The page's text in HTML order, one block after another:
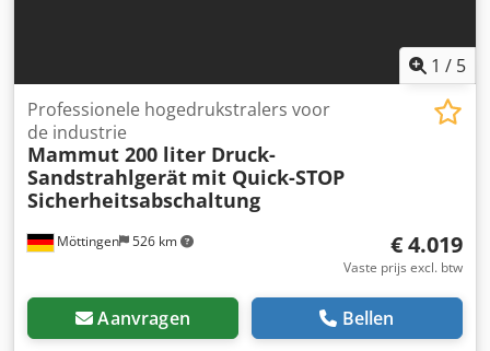
1 / 5
Möttingen 526 km
Professionele hogedrukstralers voor
de industrie
Mammut 200 liter Druck-
Sandstrahlgerät mit Quick-STOP
Sicherheitsabschaltung
€ 4.019
Vaste prijs excl. btw
Aanvragen Bellen